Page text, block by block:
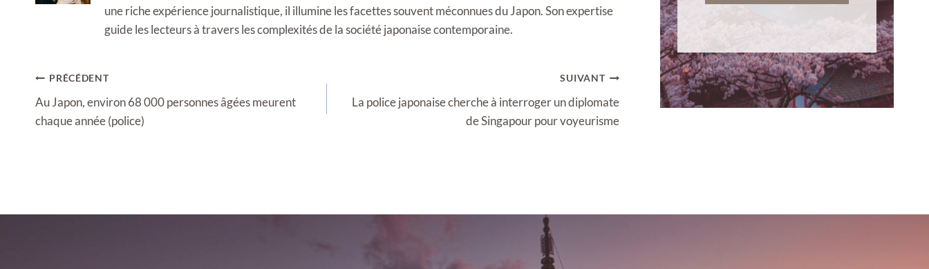
une riche expérience journalistique, il illumine les facettes souvent méconnues du Japon. Son expertise
guide les lecteurs à travers les complexités de la société japonaise contemporaine.
Navigation
de
l’article
PRÉCÉDENT
Au Japon, environ 68 000 personnes âgées meurent
chaque année (police)
SUIVANT
La police japonaise cherche à interroger un diplomate
de Singapour pour voyeurisme